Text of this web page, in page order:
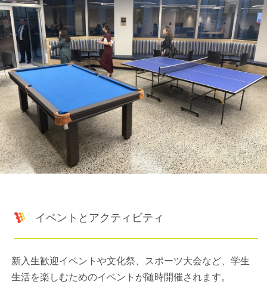
イベントとアクティビティ
新入生歓迎イベントや文化祭、スポーツ大会など、学生
生活を楽しむためのイベントが随時開催されます。